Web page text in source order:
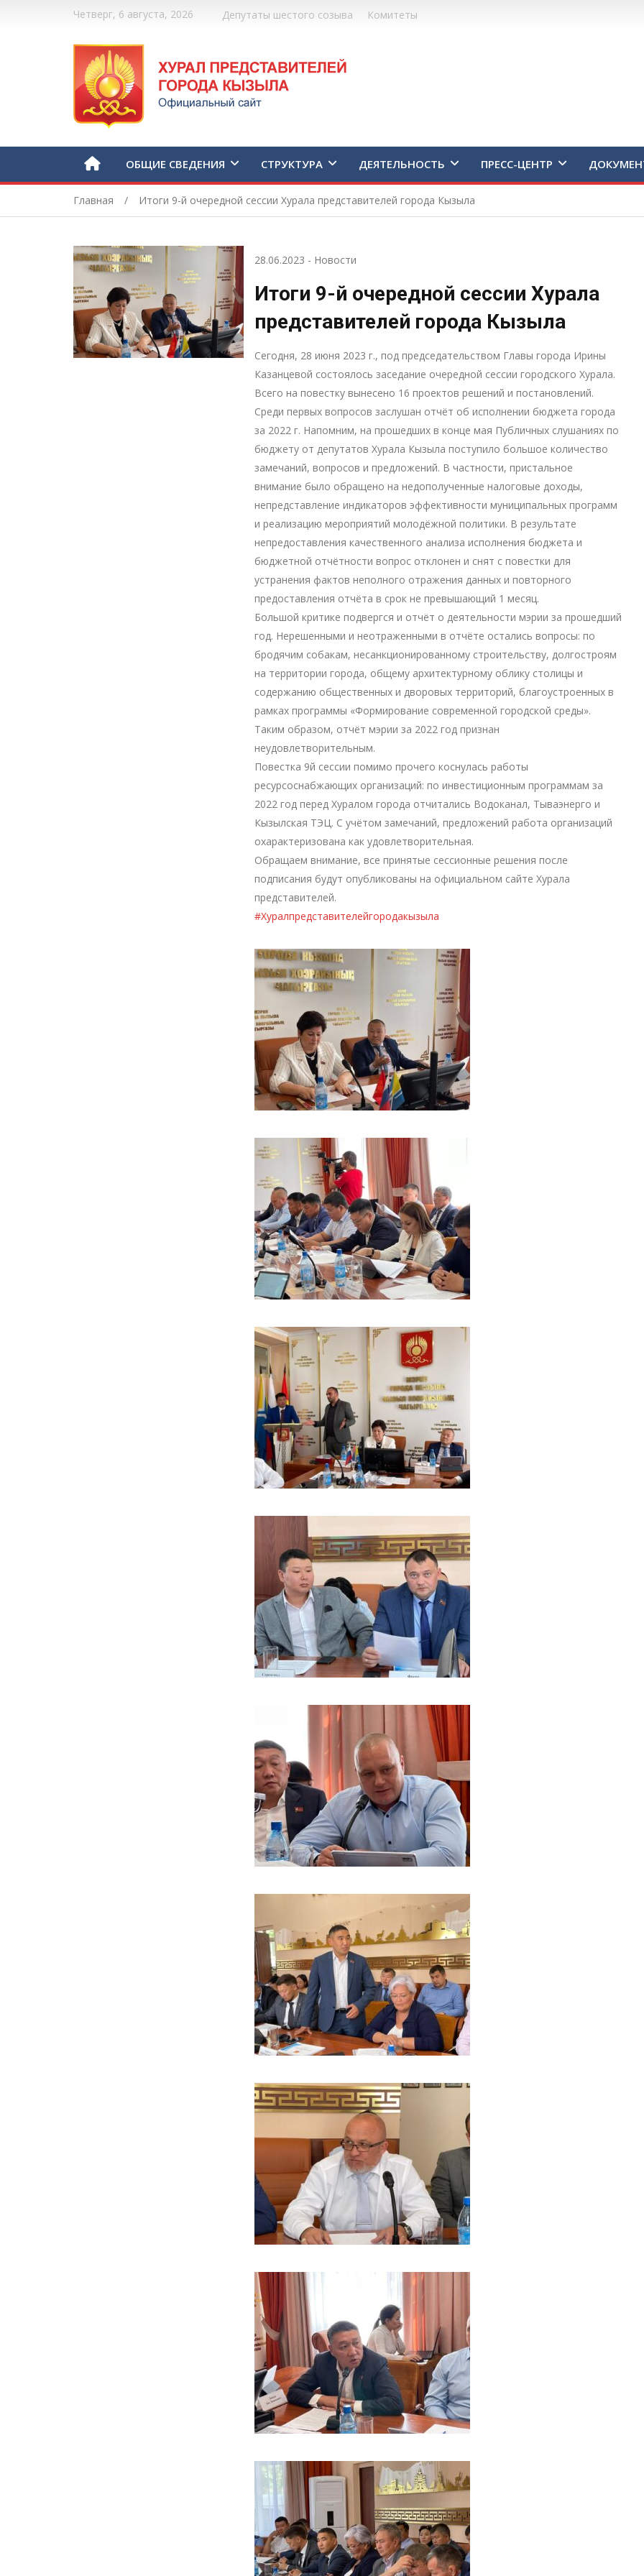
Четверг, 6 августа, 2026 Депутаты шестого созыва Комитеты
ОБЩИЕ СВЕДЕНИЯ СТРУКТУРА ДЕЯТЕЛЬНОСТЬ ПРЕСС-ЦЕНТР
Главная Итоги 9-й очередной сессии Хурала представителей города Кызыла
28.06.2023 - Новости
Итоги 9-й очередной сессии Хурала
представителей города Кызыла
Сегодня, 28 июня 2023 г., под председательством Главы города Ирины
Казанцевой состоялось заседание очередной сессии городского Хурала.
Всего на повестку вынесено 16 проектов решений и постановлений.
Среди первых вопросов заслушан отчёт об исполнении бюджета города
за 2022 г. Напомним, на прошедших в конце мая Публичных слушаниях по
бюджету от депутатов Хурала Кызыла поступило большое количество
замечаний, вопросов и предложений. В частности, пристальное
внимание было обращено на недополученные налоговые доходы,
непредставление индикаторов эффективности муниципальных программ
и реализацию мероприятий молодёжной политики. В результате
непредоставления качественного анализа исполнения бюджета и
бюджетной отчётности вопрос отклонен и снят с повестки для
устранения фактов неполного отражения данных и повторного
предоставления отчёта в срок не превышающий 1 месяц.
Большой критике подвергся и отчёт о деятельности мэрии за прошедший
год. Нерешенными и неотраженными в отчёте остались вопросы: по
бродячим собакам, несанкционированному строительству, долгостроям
на территории города, общему архитектурному облику столицы и
содержанию общественных и дворовых территорий, благоустроенных в
рамках программы «Формирование современной городской среды».
Таким образом, отчёт мэрии за 2022 год признан
неудовлетворительным.
Повестка 9й сессии помимо прочего коснулась работы
ресурсоснабжающих организаций: по инвестиционным программам за
2022 год перед Хуралом города отчитались Водоканал, Тываэнерго и
Кызылская ТЭЦ. С учётом замечаний, предложений работа организаций
охарактеризована как удовлетворительная.
Обращаем внимание, все принятые сессионные решения после
подписания будут опубликованы на официальном сайте Хурала
представителей.
#Хуралпредставителейгородакызыла